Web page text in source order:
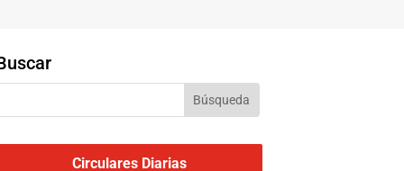
Circulares Diarias